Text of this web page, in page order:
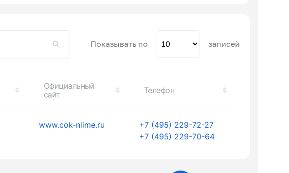
Показывать по записей
Официальный
сайт
Телефон
www.cok-niime.ru
+7 (495) 229-72-27
+7 (495) 229-70-64